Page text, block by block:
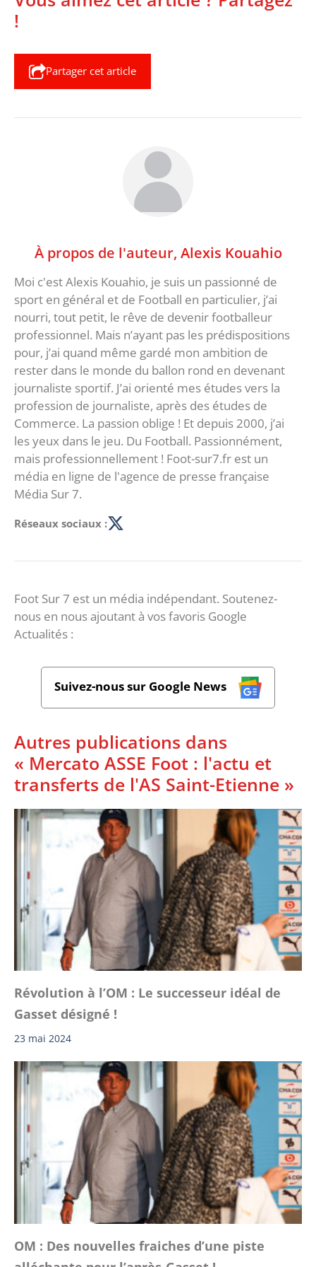
!
Partager cet article
À propos de l'auteur, Alexis Kouahio
Moi c'est Alexis Kouahio, je suis un passionné de
sport en général et de Football en particulier, j’ai
nourri, tout petit, le rêve de devenir footballeur
professionnel. Mais n’ayant pas les prédispositions
pour, j’ai quand même gardé mon ambition de
rester dans le monde du ballon rond en devenant
journaliste sportif. J’ai orienté mes études vers la
profession de journaliste, après des études de
Commerce. La passion oblige ! Et depuis 2000, j’ai
les yeux dans le jeu. Du Football. Passionnément,
mais professionnellement ! Foot-sur7.fr est un
média en ligne de l'agence de presse française
Média Sur 7.
Réseaux sociaux :
Foot Sur 7 est un média indépendant. Soutenez-
nous en nous ajoutant à vos favoris Google
Actualités :
Suivez-nous sur Google News
Autres publications dans
« Mercato ASSE Foot : l'actu et
transferts de l'AS Saint-Etienne »
Révolution à l’OM : Le successeur idéal de
Gasset désigné !
23 mai 2024
OM : Des nouvelles fraiches d’une piste